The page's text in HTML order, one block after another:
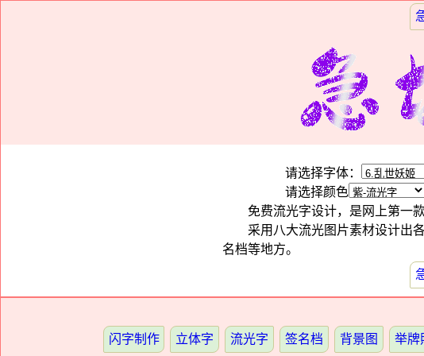
请选择字体：
请选择颜色
免费流光字设计，是网上第一
采用八大流光图片素材设计出
名档等地方。
闪字制作 立体字 流光字 签名档 背景图 举牌